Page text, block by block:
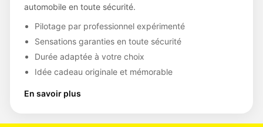
automobile en toute sécurité.
Pilotage par professionnel expérimenté
Sensations garanties en toute sécurité
Durée adaptée à votre choix
Idée cadeau originale et mémorable
En savoir plus